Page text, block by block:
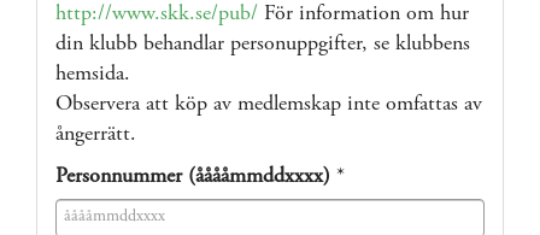
http://www.skk.se/pub/ För information om hur
din klubb behandlar personuppgifter, se klubbens
hemsida.
Observera att köp av medlemskap inte omfattas av
ångerrätt.
Personnummer (ååååmmddxxxx) *